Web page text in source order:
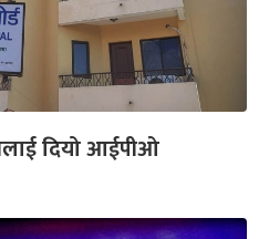
दियो आईपीओ